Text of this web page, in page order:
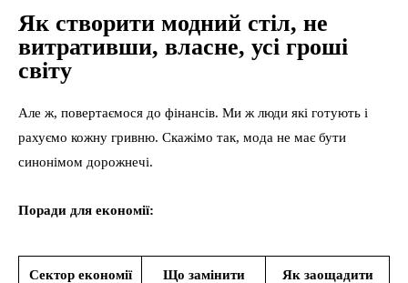
Як створити модний стіл, не
витративши, власне, усі гроші
світу
Але ж, повертаємося до фінансів. Ми ж люди які готують і
рахуємо кожну гривню. Скажімо так, мода не має бути
синонімом дорожнечі.
Поради для економії:
Сектор економії Що замінити Як заощадити